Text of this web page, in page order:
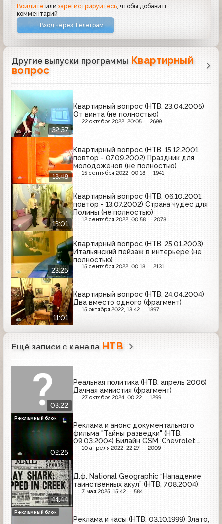
Войдите илизарегистрируйтесь , чтобы добавить
комментарий
Вход через Телеграм
Другие выпуски программы Квартирный
вопрос
32:37
Квартирный вопрос (НТВ, 23.04.2005)
От винта (не полностью)
22 октября 2022, 20:05 2699
18:48
Квартирный вопрос (НТВ, 15.12.2001,
повтор - 07.09.2002) Праздник для
молодожёнов (не полностью)
15 сентября 2022, 00:18 1941
13:01
Квартирный вопрос (НТВ, 06.10.2001,
повтор - 13.07.2002) Страна чудес для
Полины (не полностью)
12 сентября 2022, 00:58 2078
23:25
Квартирный вопрос (НТВ, 25.01.2003)
Итальянский пейзаж в интерьере (не
полностью)
15 сентября 2022, 00:18 2131
11:01
Квартирный вопрос (НТВ, 24.04.2004)
Два вместо одного (фрагмент)
15 октября 2022, 13:42 1897
Ещё записи с канала НТВ
03:22
Реальная политика (НТВ, апрель 2006)
Дачная амнистия (фрагмент)
27 октября 2024, 00:22 1299
02:25
Реклама и анонс документального
фильма "Тайны разведки" (НТВ,
09.03.2004) Билайн GSM, Chevrolet,
Velkopopovicky Kozel, R.T.H.
10 апреля 2022, 22:27 2009
Рекламный блок
44:44
Д.ф. National Geographic “Нападение
таинственных акул” (НТВ, 7.08.2004)
7 мая 2025, 15:42 584
Реклама и часы (НТВ, 03.10.1999) Злато,
Рекламный блок